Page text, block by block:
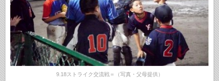
9.18ストライク交流戦＝（写真・父母提供）